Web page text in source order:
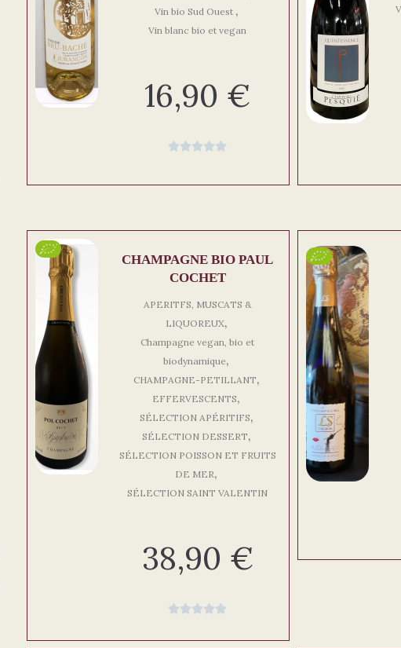
Vin bio Sud Ouest ,
Vin blanc bio et vegan
16,90 €

CHAMPAGNE BIO PAUL
COCHET
APERITFS, MUSCATS &
LIQUOREUX,
Champagne vegan, bio et
biodynamique,
CHAMPAGNE-PETILLANT,
EFFERVESCENTS,
SÉLECTION APÉRITIFS,
SÉLECTION DESSERT,
SÉLECTION POISSON ET FRUITS
DE MER,
SÉLECTION SAINT VALENTIN
38,90 €
